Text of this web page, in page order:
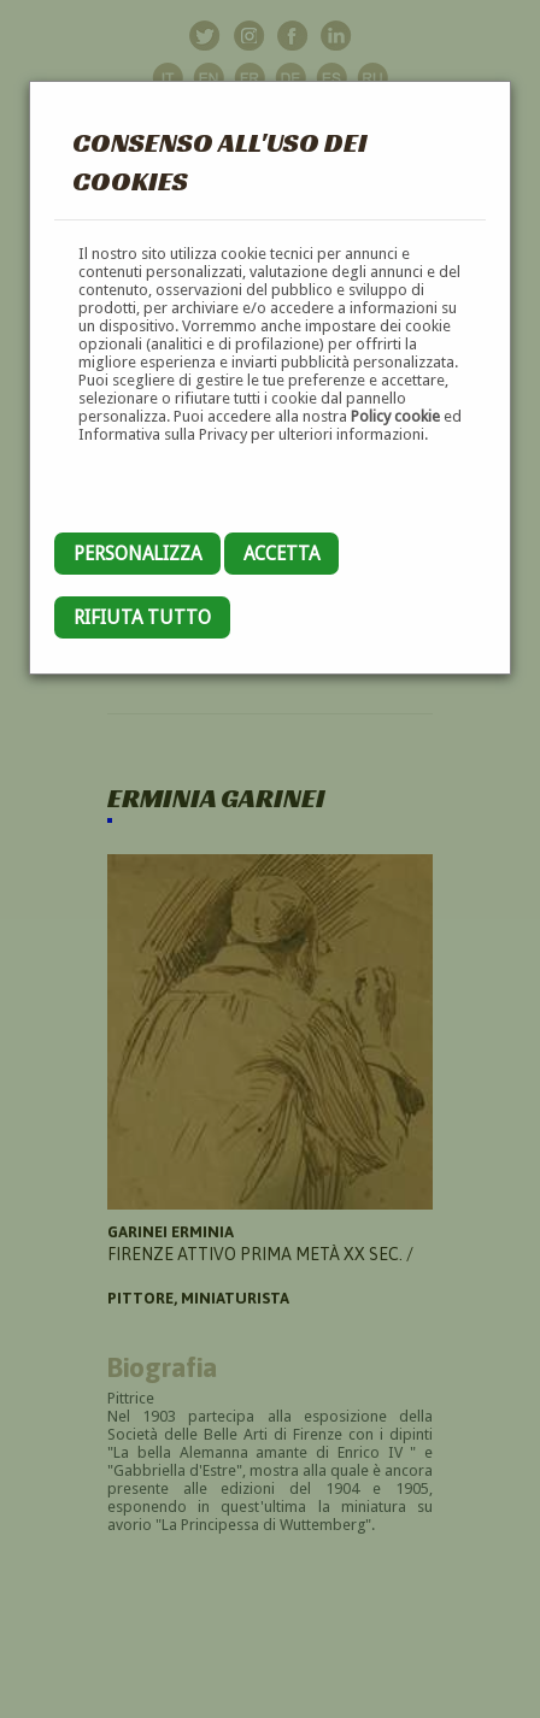
CONSENSO ALL'USO DEI
COOKIES
Il nostro sito utilizza cookie tecnici per annunci e
contenuti personalizzati, valutazione degli annunci e del
contenuto, osservazioni del pubblico e sviluppo di
prodotti, per archiviare e/o accedere a informazioni su
un dispositivo. Vorremmo anche impostare dei cookie
opzionali (analitici e di profilazione) per offrirti la
migliore esperienza e inviarti pubblicità personalizzata.
Puoi scegliere di gestire le tue preferenze e accettare,
selezionare o rifiutare tutti i cookie dal pannello
personalizza. Puoi accedere alla nostra Policy cookieed
Informativa sulla Privacy per ulteriori informazioni.
PERSONALIZZA ACCETTA
RIFIUTA TUTTO
GALLERIAD'ARTE
DIPINTI E SCULTURE '800 E '900
ERMINIA GARINEI
GARINEI ERMINIA
FIRENZE ATTIVO PRIMA METÀ XX SEC. /
PITTORE, MINIATURISTA
Biografia
Pittrice
Nel 1903 partecipa alla esposizione della
Società delle Belle Arti di Firenze con i dipinti
"La bella Alemanna amante di Enrico IV" e
"Gabbriella d'Estre", mostra alla quale è ancora
presente alle edizioni del 1904 e 1905,
esponendo in quest'ultima la miniatura su
avorio "La Principessa di Wuttemberg".